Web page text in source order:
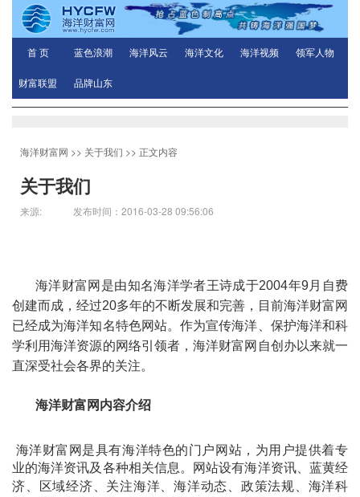
首 页 蓝色浪潮 海洋风云 海洋文化 海洋视频 领军人物
财富联盟 品牌山东
海洋财富网 >> 关于我们 >> 正文内容
关于我们
来源: 发布时间：2016-03-28 09:56:06
海洋财富网 是由知名海洋学者王诗成于2004年9月自费
创建而成，经过20多年的不断发展和完善，目前海洋财富网
已经成为海洋知名特色网站。作为宣传海洋、保护海洋和科
学利用海洋资源的网络引领者，海洋财富网自创办以来就一
直深受社会各界的关注。
海洋财富网内容介绍
海洋财富网是具有海洋特色的门户网站，为用户提供着专
业的海洋资讯及各种相关信息。
网站设有海洋资讯、蓝黄经
济、区域经济、关注海洋、海洋动态、政策法规、海洋科